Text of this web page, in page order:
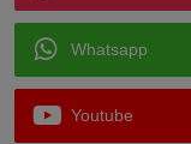
Whatsapp
Youtube